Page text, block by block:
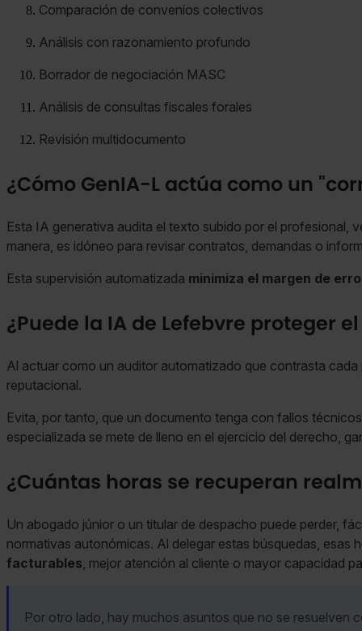
Comparación de convenios colectivos
Análisis con razonamiento profundo
Borrador de negociación MASC
Análisis de consultas fiscales forales
Revisión multidocumento
¿Cómo GenIA-L actúa como un
Esta IA generativa audita el texto subido por el profesional,
manera, es idóneo para revisar contratos, demandas o
Esta supervisión automatizada minimiza el margen de
¿Puede la IA de Lefebvre proteger
Al actuar como un auditor automatizado que contrasta
reputacional.
Evita, por tanto, que un documento tenga con fallos
especializada se mete de lleno en el ejercicio del derecho,
¿Cuántas horas se recuperan
Un abogado júnior o un titular de despacho puede perder,
normativas autonómicas. Al delegar estas búsquedas, esas
facturables , mejor atención al cliente o mayor capacidad
Por otro lado, hay muchos asuntos que no se resuelven